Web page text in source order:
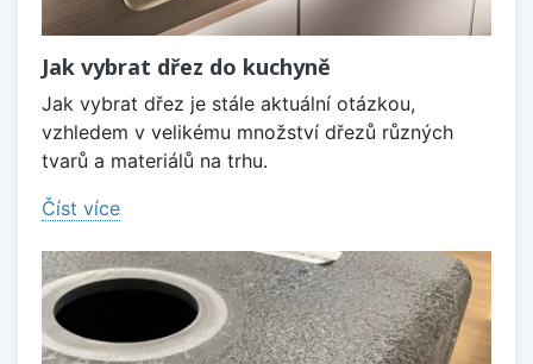
Jak vybrat dřez do kuchyně
Jak vybrat dřez je stále aktuální otázkou,
vzhledem v velikému množství dřezů různých
tvarů a materiálů na trhu.
Číst více